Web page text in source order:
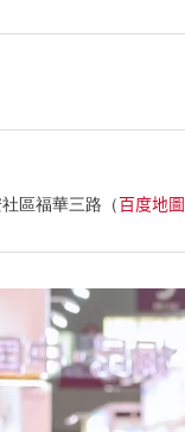
區福華三路（百度地圖